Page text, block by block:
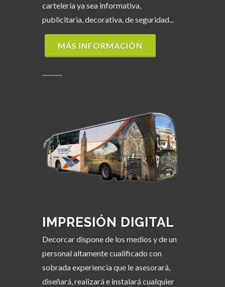
cartelería ya sea informativa,
publicitaria, decorativa, de seguridad...
MÁS INFORMACIÓN
IMPRESIÓN DIGITAL
Decorcar dispone de los medios y de un
personal altamente cualificado con
sobrada experiencia que le asesorará,
diseñará, realizará e instalará cualquier